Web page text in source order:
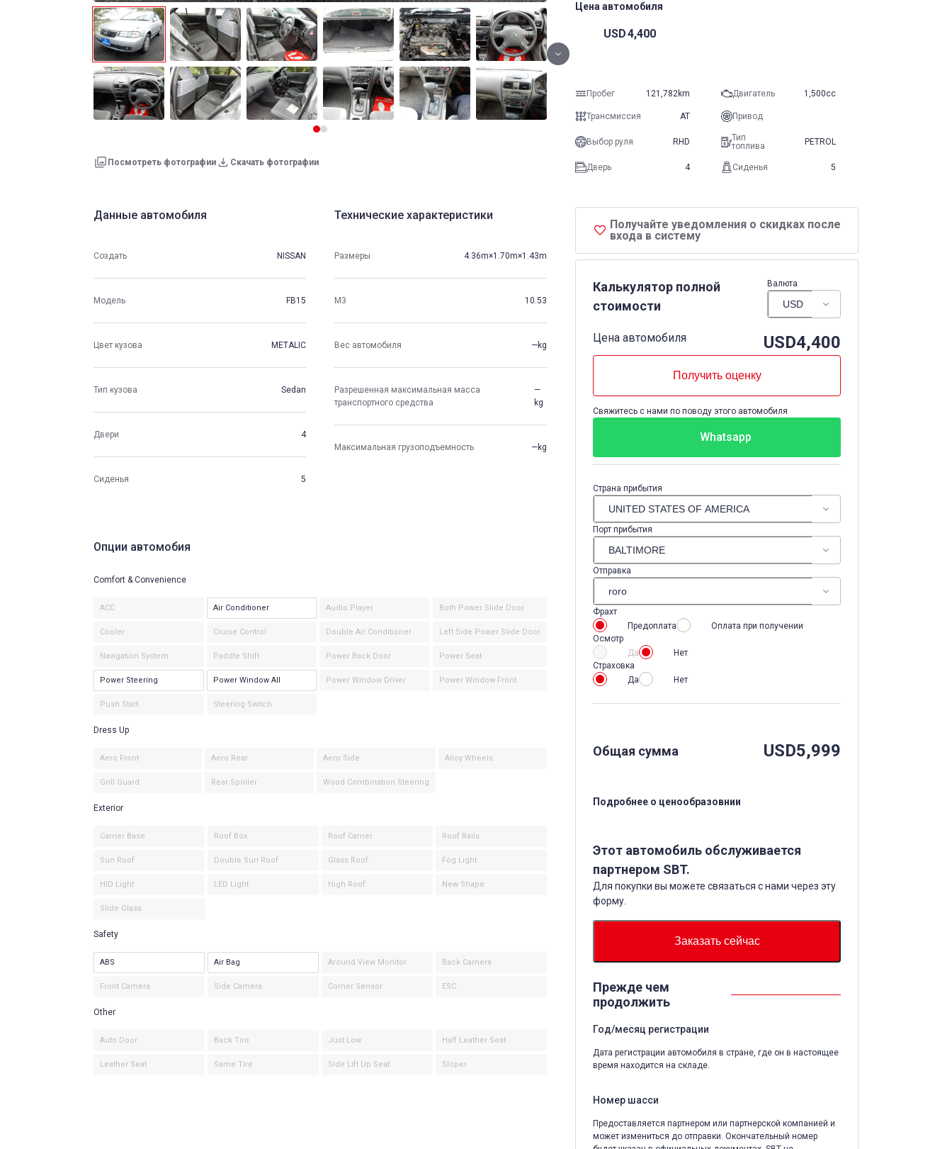
Посмотреть фотографии Скачать фотографии
Цена автомобиля
USD4,400
Получайте уведомления о скидках после
входа в систему
Калькулятор полной
стоимости
Валюта
Цена автомобиля USD4,400
Получить оценку
Свяжитесь с нами по поводу этого автомобиля
Whatsapp
Страна прибытия
Порт прибытия
Отправка
Фрахт
Предоплата
Оплата при получении
Осмотр
Да
Нет
Страховка
Да
Нет
Общая сумма USD5,999
Подробнее о ценообразовнии
Этот автомобиль обслуживается
партнером SBT.
Для покупки вы можете связаться с нами через эту
форму.
Заказать сейчас
Прежде чем
продолжить
Год/месяц регистрации
Дата регистрации автомобиля в стране, где он в настоящее
время находится на складе.
Номер шасси
Предоставляется партнером или партнерской компанией и
может измениться до отправки. Окончательный номер
Пробег 121,782km Двигатель 1,500cc
Трансмиссия AT Привод
Выбор руля RHD
Тип
топлива
PETROL
Дверь 4 Сиденья 5
Данные автомобиля
Создать NISSAN
Модель FB15
Цвет кузова METALIC
Тип кузова Sedan
Двери 4
Сиденья 5
Технические характеристики
Размеры 4.36m×1.70m×1.43m
М3 10.53
Вес автомобиля —kg
Разрешенная максимальная масса
транспортного средства
—
kg
Максимальная грузоподъемность —kg
Опции автомобия
Comfort & Convenience
ACC Air Conditioner Audio Player Both Power Slide Door
Cooler Cruise Control Double Air Conditioner Left Side Power Slide Door
Navigation System Paddle Shift Power Back Door Power Seat
Power Steering Power Window All Power Window Driver Power Window Front
Push Start Steering Switch
Dress Up
Aero Front Aero Rear Aero Side Alloy Wheels
Grill Guard Rear Spoiler Wood Combination Steering
Exterior
Carrier Base Roof Box Roof Carrier Roof Rails
Sun Roof Double Sun Roof Glass Roof Fog Light
HID Light LED Light High Roof New Shape
Slide Glass
Safety
ABS Air Bag Around View Monitor Back Camera
Front Camera Side Camera Corner Sensor ESC
Other
Auto Door Back Tire Just Low Half Leather Seat
Leather Seat Same Tire Side Lift Up Seat Sloper